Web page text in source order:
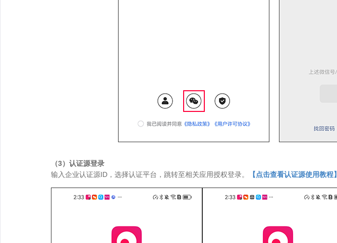
（3）认证源登录
输入企业认证源ID，选择认证平台，跳转至相关应用授权登录。
【点击查看认证源使用教程】